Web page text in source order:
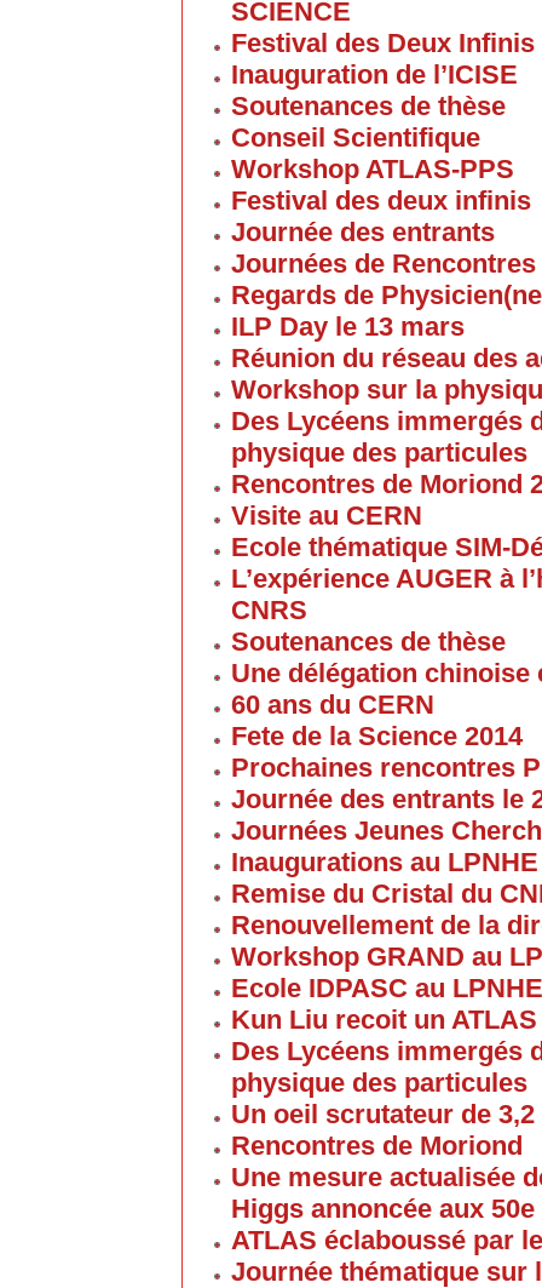
SCIENCE
Festival des Deux Infinis
Inauguration de l’ICISE
Soutenances de thèse
Conseil Scientifique
Workshop ATLAS-PPS
Festival des deux infinis
Journée des entrants
Journées de
Regards de
ILP Day le 13 mars
Réunion du réseau des
Workshop sur la
Des Lycéens immergés
physique des particules
Rencontres de Moriond
Visite au CERN
Ecole thématique SIM-
L’expérience AUGER à
CNRS
Soutenances de thèse
Une délégation
60 ans du CERN
Fete de la Science 2014
Prochaines rencontres
Journée des entrants le
Journées Jeunes
Inaugurations au LPNHE
Remise du Cristal du
Renouvellement de la
Workshop GRAND au
Ecole IDPASC au LPNHE
Kun Liu recoit un
Des Lycéens immergés
physique des particules
Un oeil scrutateur de
Rencontres de Moriond
Une mesure actualisée
Higgs annoncée aux
ATLAS éclaboussé par
Journée thématique sur